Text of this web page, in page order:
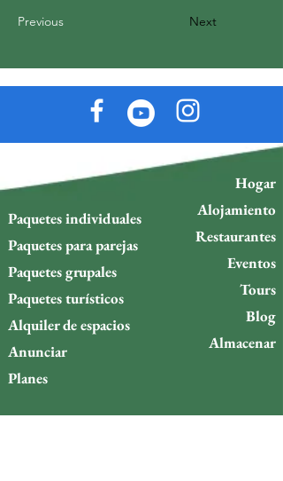
Previous Next
Paquetes individuales
Paquetes para parejas
Paquetes grupales
Paquetes turísticos
Alquiler de espacios
Anunciar
Planes
Hogar
Alojamiento
Restaurantes
Eventos
Tours
Blog
Almacenar